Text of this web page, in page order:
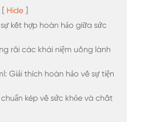
[ Hide ]
kết hợp hoàn hảo giữa sức
rãi các khái niệm uống lành
Giải thích hoàn hảo về sự tiện
kép về sức khỏe và chất